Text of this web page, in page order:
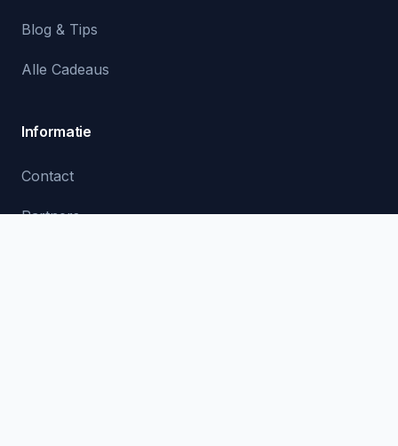
Blog & Tips
Alle Cadeaus
Informatie
Contact
Partners